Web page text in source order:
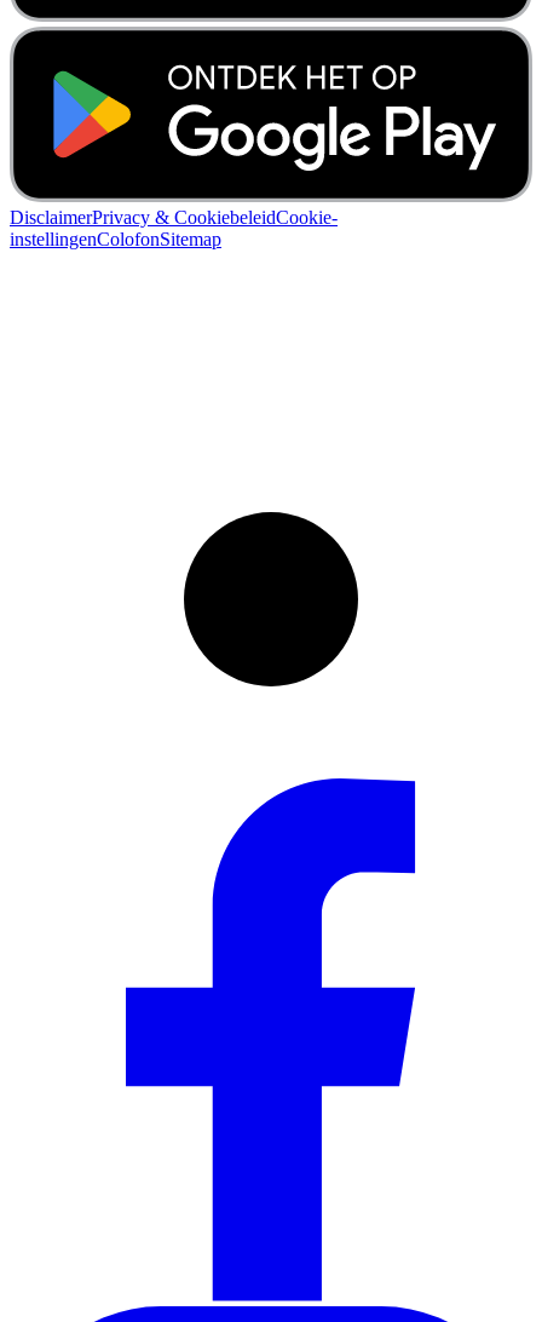
DisclaimerPrivacy & CookiebeleidCookie-
instellingenColofonSitemap